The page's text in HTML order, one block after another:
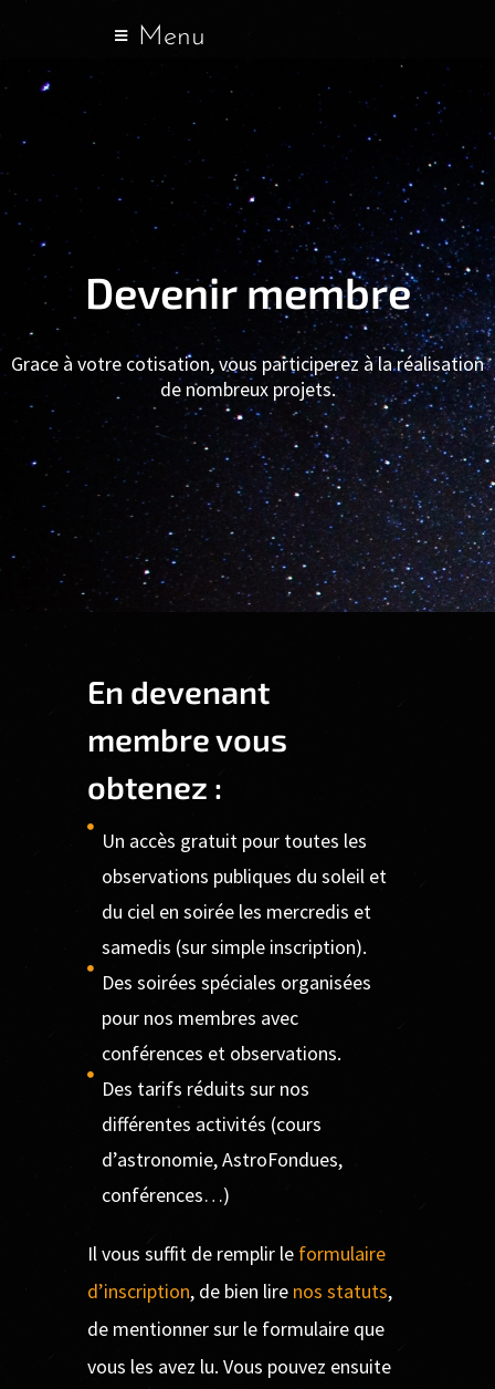
Menu
Devenir membre
Grace à votre cotisation, vous participerez à la réalisation
de nombreux projets.
En devenant
membre vous
obtenez :
Un accès gratuit pour toutes les
observations publiques du soleil et
du ciel en soirée les mercredis et
samedis (sur simple inscription).
Des soirées spéciales organisées
pour nos membres avec
conférences et observations.
Des tarifs réduits sur nos
différentes activités (cours
d’astronomie, AstroFondues,
conférences…)
Il vous suffit de remplir le formulaire
d’inscription, de bien lire nos statuts,
de mentionner sur le formulaire que
vous les avez lu. Vous pouvez ensuite